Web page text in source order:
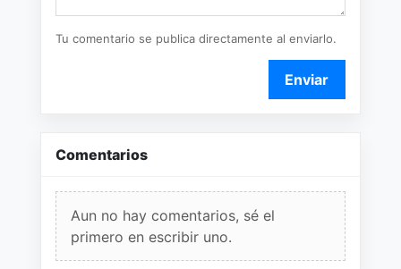
Tu comentario se publica directamente al enviarlo.
Enviar
Comentarios
Aun no hay comentarios, sé el
primero en escribir uno.